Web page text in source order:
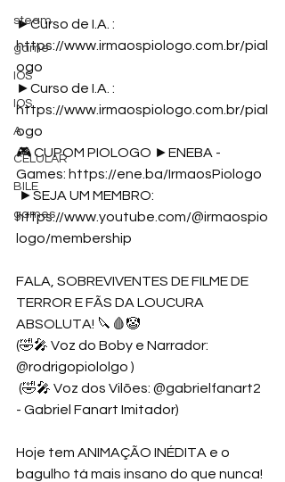
steam
game
IOS
IOS
A
CELULAR
BILE
games
►Curso de I.A. :
https://www.irmaospiologo.com.br/pial
ogo
►Curso de I.A. :
https://www.irmaospiologo.com.br/pial
ogo
🎮 CUPOM PIOLOGO ►ENEBA -
Games: https://ene.ba/IrmaosPiologo
►SEJA UM MEMBRO:
https://www.youtube.com/@irmaospio
logo/membership
FALA, SOBREVIVENTES DE FILME DE
TERROR E FÃS DA LOUCURA
ABSOLUTA! 🔪🩸🤡
(🤣🎤 Voz do Boby e Narrador:
@rodrigopiololgo )
- Gabriel Fanart Imitador)
Hoje tem ANIMAÇÃO INÉDITA e o
bagulho tá mais insano do que nunca!